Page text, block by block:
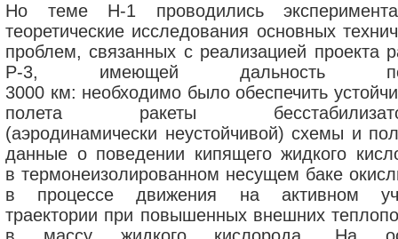
Но теме Н-1 проводились
теоретические исследования основных
проблем, связанных с реализацией проекта
Р-3, имеющей дальность
3000 км: необходимо было обеспечить
полета ракеты
(аэродинамически неустойчивой) схемы и
данные о поведении кипящего жидкого
в термонеизолированном несущем баке
в процессе движения на активном
траектории при повышенных внешних